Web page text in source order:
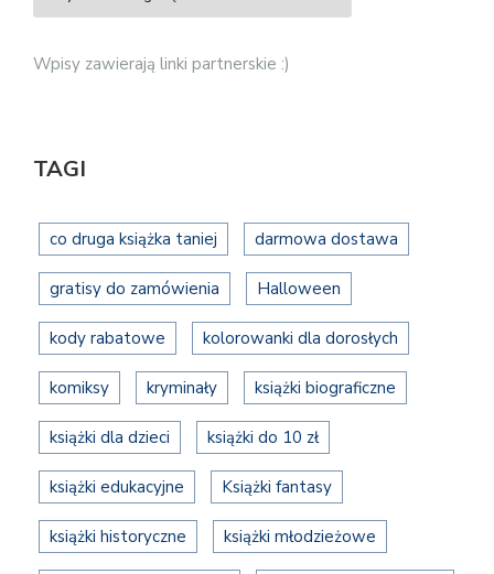
Wpisy zawierają linki partnerskie :)
TAGI
co druga książka taniej darmowa dostawa
gratisy do zamówienia Halloween
kody rabatowe kolorowanki dla dorosłych
komiksy kryminały książki biograficzne
książki dla dzieci książki do 10 zł
książki edukacyjne Książki fantasy
książki historyczne książki młodzieżowe